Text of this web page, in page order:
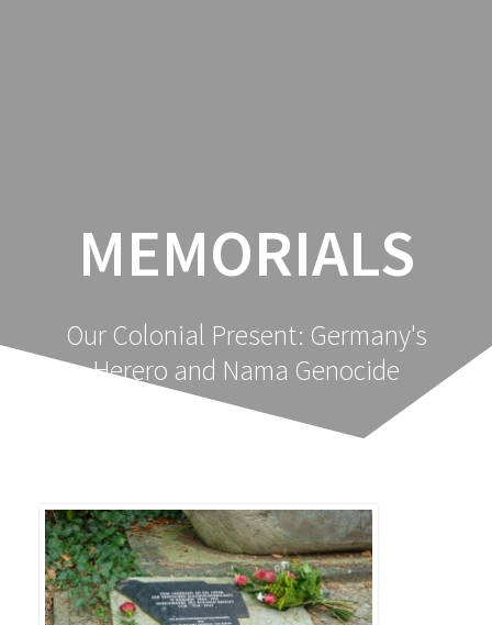
MEMORIALS
Our Colonial Present: Germany's
Herero and Nama Genocide